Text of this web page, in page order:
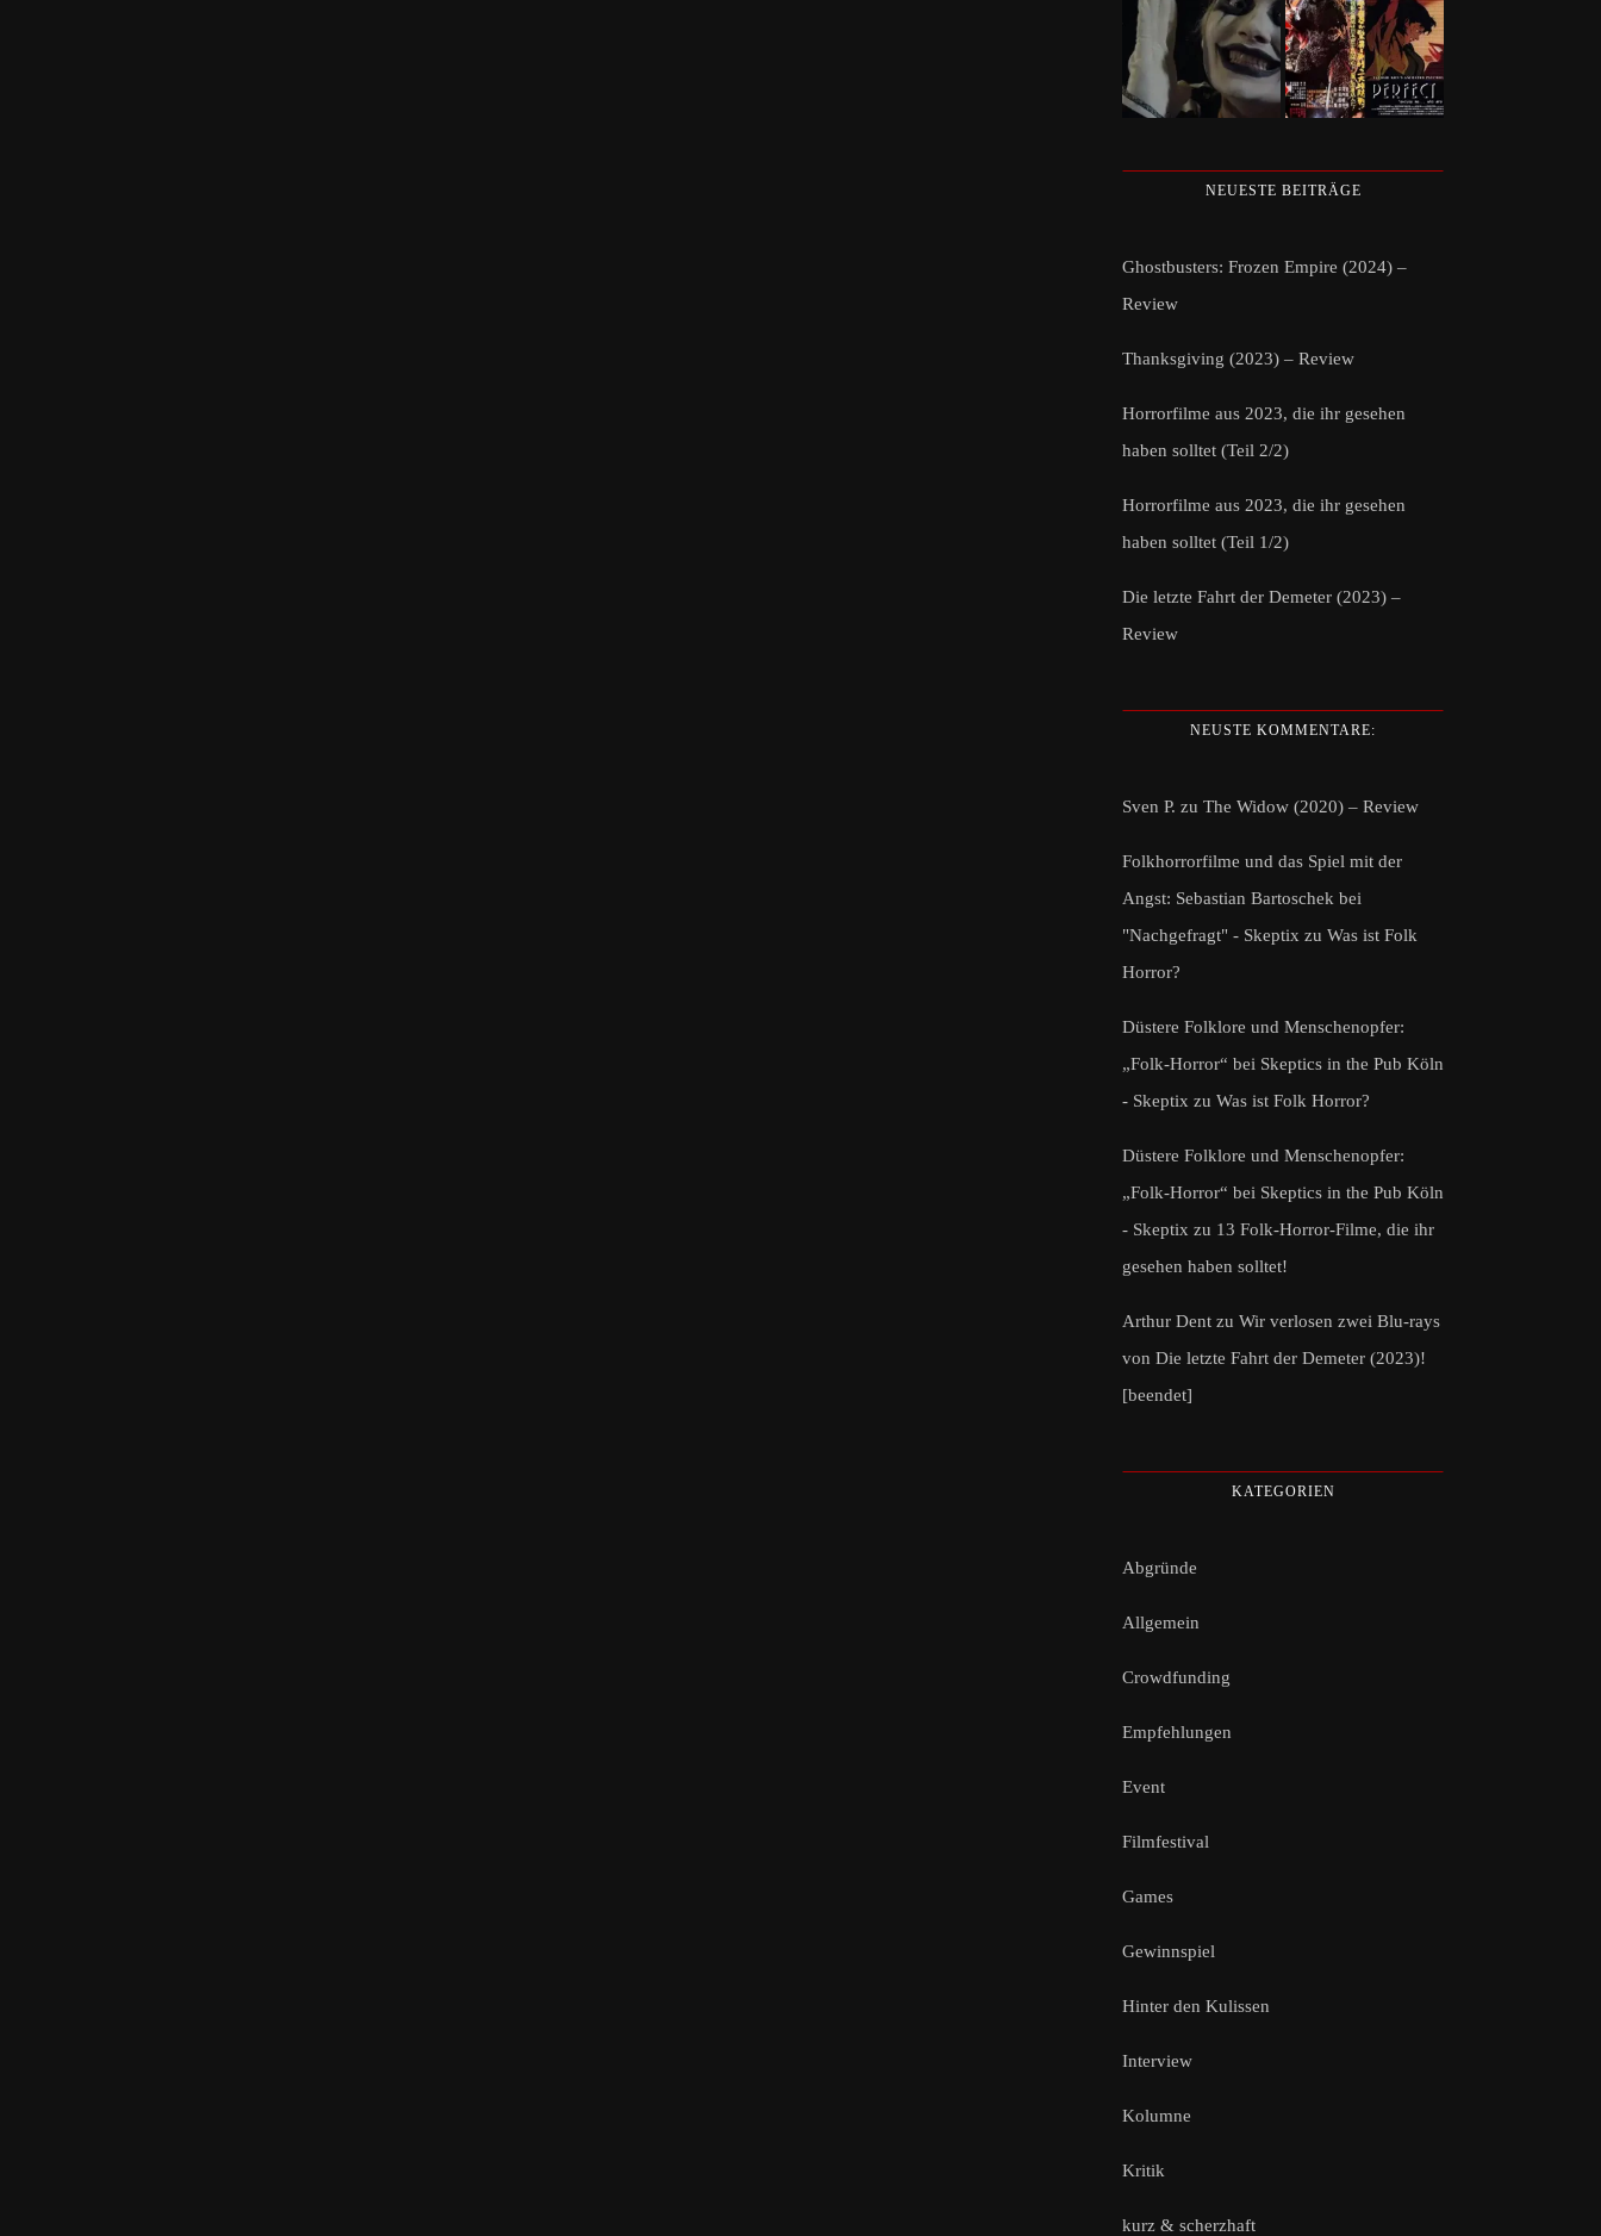
NEUESTE BEITRÄGE
Ghostbusters: Frozen Empire (2024) –
Review
Thanksgiving (2023) – Review
Horrorfilme aus 2023, die ihr gesehen
haben solltet (Teil 2/2)
Horrorfilme aus 2023, die ihr gesehen
haben solltet (Teil 1/2)
Die letzte Fahrt der Demeter (2023) –
Review
NEUSTE KOMMENTARE:
Sven P. zu The Widow (2020) – Review
Folkhorrorfilme und das Spiel mit der
Angst: Sebastian Bartoschek bei
"Nachgefragt" - Skeptix zu Was ist Folk
Horror?
Düstere Folklore und Menschenopfer:
„Folk-Horror“ bei Skeptics in the Pub Köln
- Skeptix zu Was ist Folk Horror?
Düstere Folklore und Menschenopfer:
„Folk-Horror“ bei Skeptics in the Pub Köln
- Skeptix zu 13 Folk-Horror-Filme, die ihr
gesehen haben solltet!
Arthur Dent zu Wir verlosen zwei Blu-rays
von Die letzte Fahrt der Demeter (2023)!
[beendet]
KATEGORIEN
Abgründe
Allgemein
Crowdfunding
Empfehlungen
Event
Filmfestival
Games
Gewinnspiel
Hinter den Kulissen
Interview
Kolumne
Kritik
kurz & scherzhaft